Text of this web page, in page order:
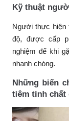
Kỹ thuật
Người thực hiện
độ, được cấp
nghiệm để khi
nhanh chóng.
Những biến
tiêm tinh chất